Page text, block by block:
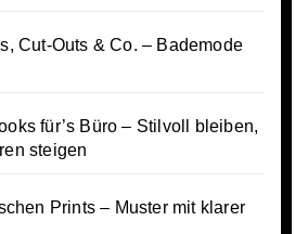
Cut-Outs & Co. – Bademode
für’s Büro – Stilvoll bleiben,
steigen
Prints – Muster mit klarer